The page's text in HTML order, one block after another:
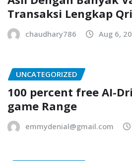
Transaksi Lengkap
chaudhary786 Aug 6,
UNCATEGORIZED
100 percent free AI-
game Range
emmydenial@gmail.com